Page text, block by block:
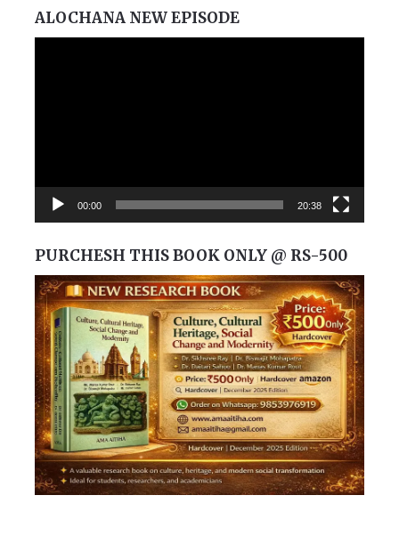
ALOCHANA NEW EPISODE
00:00 20:38
PURCHESH THIS BOOK ONLY @ RS-500